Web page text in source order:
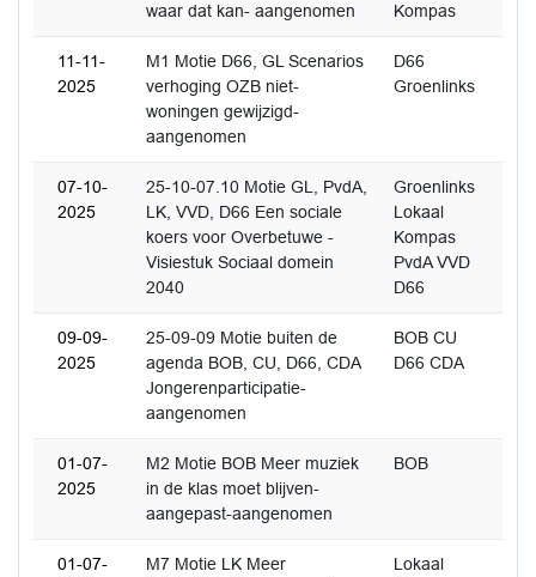
waar dat kan- aangenomen
Kompas
11-11-
2025
M1 Motie D66, GL Scenarios
verhoging OZB niet-
woningen gewijzigd-
aangenomen
D66
Groenlinks
07-10-
2025
25-10-07.10 Motie GL, PvdA,
LK, VVD, D66 Een sociale
koers voor Overbetuwe -
Visiestuk Sociaal domein
2040
Groenlinks
Lokaal
Kompas
PvdA VVD
D66
09-09-
2025
25-09-09 Motie buiten de
agenda BOB, CU, D66, CDA
Jongerenparticipatie-
aangenomen
BOB CU
D66 CDA
01-07-
2025
M2 Motie BOB Meer muziek
in de klas moet blijven-
aangepast-aangenomen
BOB
01-07-
M7 Motie LK Meer
Lokaal